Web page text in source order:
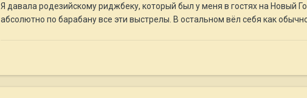
Я давала родезийскому риджбеку, который был у меня в гостях на Новый
абсолютно по барабану все эти выстрелы. В остальном вёл себя как